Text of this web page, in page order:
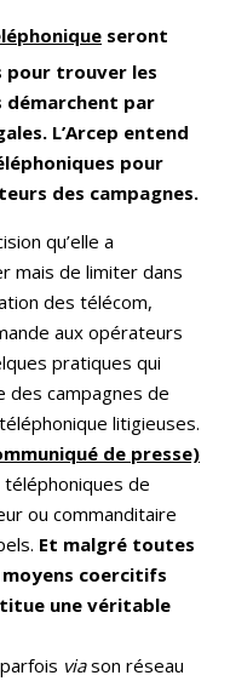
seront
pour trouver les
démarchent par
L’Arcep entend
pour
des campagnes.
qu’elle a
mais de limiter dans
des télécom,
aux opérateurs
pratiques qui
des campagnes de
litigieuses.
de presse)
de
ou commanditaire
Et malgré toutes
coercitifs
une véritable
viason réseau